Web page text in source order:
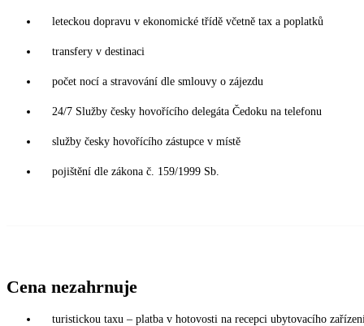
leteckou dopravu v ekonomické třídě včetně tax a poplatků
transfery v destinaci
počet nocí a stravování dle smlouvy o zájezdu
24/7 Služby česky hovořícího delegáta Čedoku na telefonu
služby česky hovořícího zástupce v místě
pojištění dle zákona č. 159/1999 Sb.
Cena nezahrnuje
turistickou taxu – platba v hotovosti na recepci ubytovacího